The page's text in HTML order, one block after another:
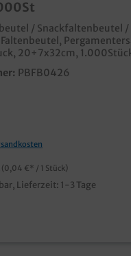
/ Snackfaltenbeutel /
20+7x32cm,
Faltenbeutel für den
in italienischen
die italienische
PBFB0426
(0,04 €* / 1 Stück)
Lieferzeit: 1-3 Tage